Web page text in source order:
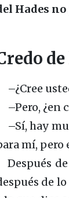
Hades
–¿Cree
–Pero, ¿en
–Sí, hay
mí, pero
Después
de